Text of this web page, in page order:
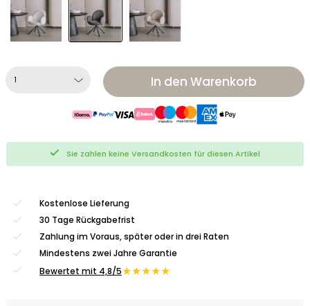
In den Warenkorb
Sie zahlen keine Versandkosten für diesen Artikel
Kostenlose Lieferung
30 Tage Rückgabefrist
Zahlung im Voraus, später oder in drei Raten
Mindestens zwei Jahre Garantie
Bewertet mit 4,8/5★★★★★